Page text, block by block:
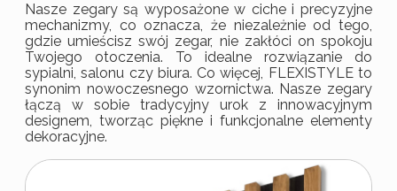
Nasze zegary są wyposażone w ciche i precyzyjne
mechanizmy, co oznacza, że niezależnie od tego,
gdzie umieścisz swój zegar, nie zakłóci on spokoju
Twojego otoczenia. To idealne rozwiązanie do
sypialni, salonu czy biura. Co więcej, FLEXISTYLE to
synonim nowoczesnego wzornictwa. Nasze zegary
łączą w sobie tradycyjny urok z innowacyjnym
designem, tworząc piękne i funkcjonalne elementy
dekoracyjne.